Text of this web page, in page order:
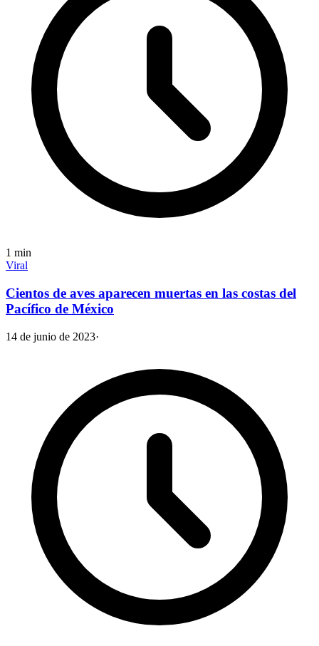
1 min
Viral
Cientos de aves aparecen muertas en las costas del
Pacífico de México
14 de junio de 2023·